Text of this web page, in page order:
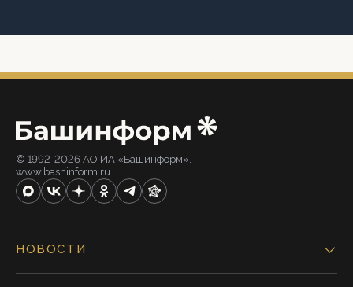
© 1992-2026 АО ИА «Башинформ».
www.bashinform.ru
НОВОСТИ